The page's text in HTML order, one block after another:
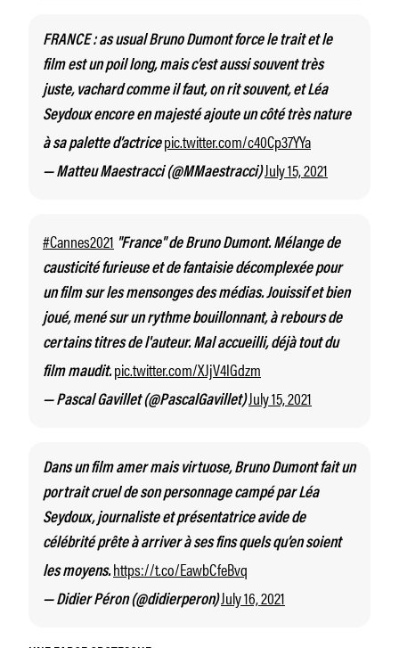
FRANCE : as usual Bruno Dumont force le trait et le
film est un poil long, mais c’est aussi souvent très
juste, vachard comme il faut, on rit souvent, et Léa
Seydoux encore en majesté ajoute un côté très nature
à sa palette d’actricepic.twitter.com/c40Cp37YYa
— Matteu Maestracci (@MMaestracci)July 15, 2021
#Cannes2021 "France" de Bruno Dumont. Mélange de
causticité furieuse et de fantaisie décomplexée pour
un film sur les mensonges des médias. Jouissif et bien
joué, mené sur un rythme bouillonnant, à rebours de
certains titres de l'auteur. Mal accueilli, déjà tout du
film maudit.pic.twitter.com/XJjV4IGdzm
— Pascal Gavillet (@PascalGavillet)July 15, 2021
Dans un film amer mais virtuose, Bruno Dumont fait un
portrait cruel de son personnage campé par Léa
Seydoux, journaliste et présentatrice avide de
célébrité prête à arriver à ses fins quels qu’en soient
les moyens.https://t.co/EawbCfeBvq
— Didier Péron (@didierperon)July 16, 2021